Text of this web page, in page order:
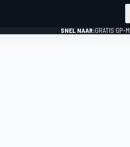
SNEL NAAR:GRATIS GP-